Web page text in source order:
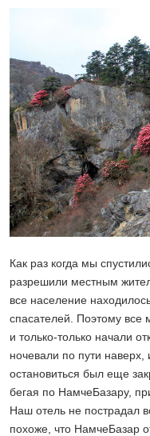
Как раз когда мы
разрешили местным
все население
спасателей. Поэтому все
и только-только начали
ночевали по пути
остановиться был еще
бегая по НамчеБазару,
Наш отель не пострадал
похоже, что НамчеБазар